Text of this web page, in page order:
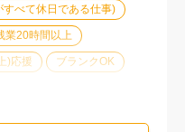
べて休日である仕事)
業20時間以上
)応援 ブランクOK